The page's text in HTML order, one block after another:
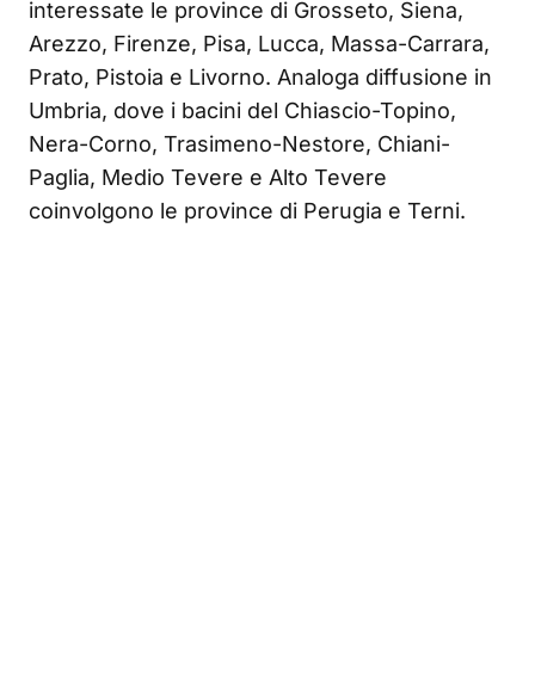
interessate le province di Grosseto, Siena,
Arezzo, Firenze, Pisa, Lucca, Massa-Carrara,
Prato, Pistoia e Livorno. Analoga diffusione in
Umbria, dove i bacini del Chiascio-Topino,
Nera-Corno, Trasimeno-Nestore, Chiani-
Paglia, Medio Tevere e Alto Tevere
coinvolgono le province di Perugia e Terni.